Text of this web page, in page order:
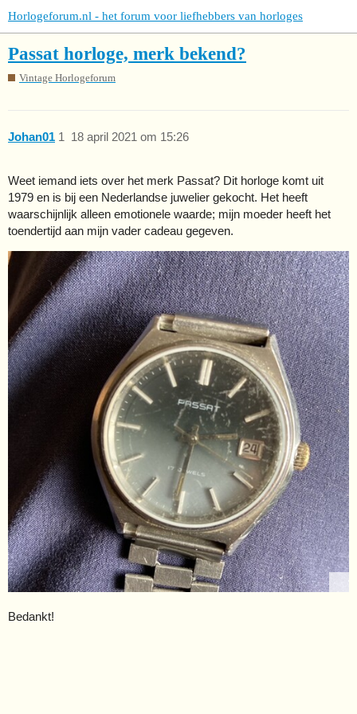
Horlogeforum.nl - het forum voor liefhebbers van horloges
Passat horloge, merk bekend?
Vintage Horlogeforum
Johan01 18 april 2021 om 15:26
1
Weet iemand iets over het merk Passat? Dit horloge komt uit
1979 en is bij een Nederlandse juwelier gekocht. Het heeft
waarschijnlijk alleen emotionele waarde; mijn moeder heeft het
toendertijd aan mijn vader cadeau gegeven.
Bedankt!